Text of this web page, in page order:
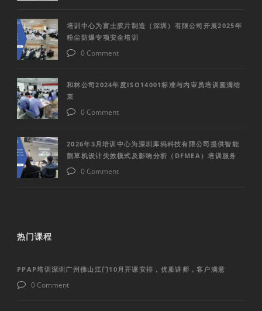
培训中心为富士胶片制造（深圳）有限公司开展2025年
粉尘防爆专项安全培训
0 Comment
和林公司2024年度ISO14001标准与内审员培训圆满结
束
0 Comment
2026年3月培训中心为深圳库犸科技有限公司提供智能
割草机设计失效模式及影响分析（DFMEA）培训服务
0 Comment
热门课程
PPAP培训深圳广州佛山江门10月开课安排，优质讲师，客户满意
0 Comment